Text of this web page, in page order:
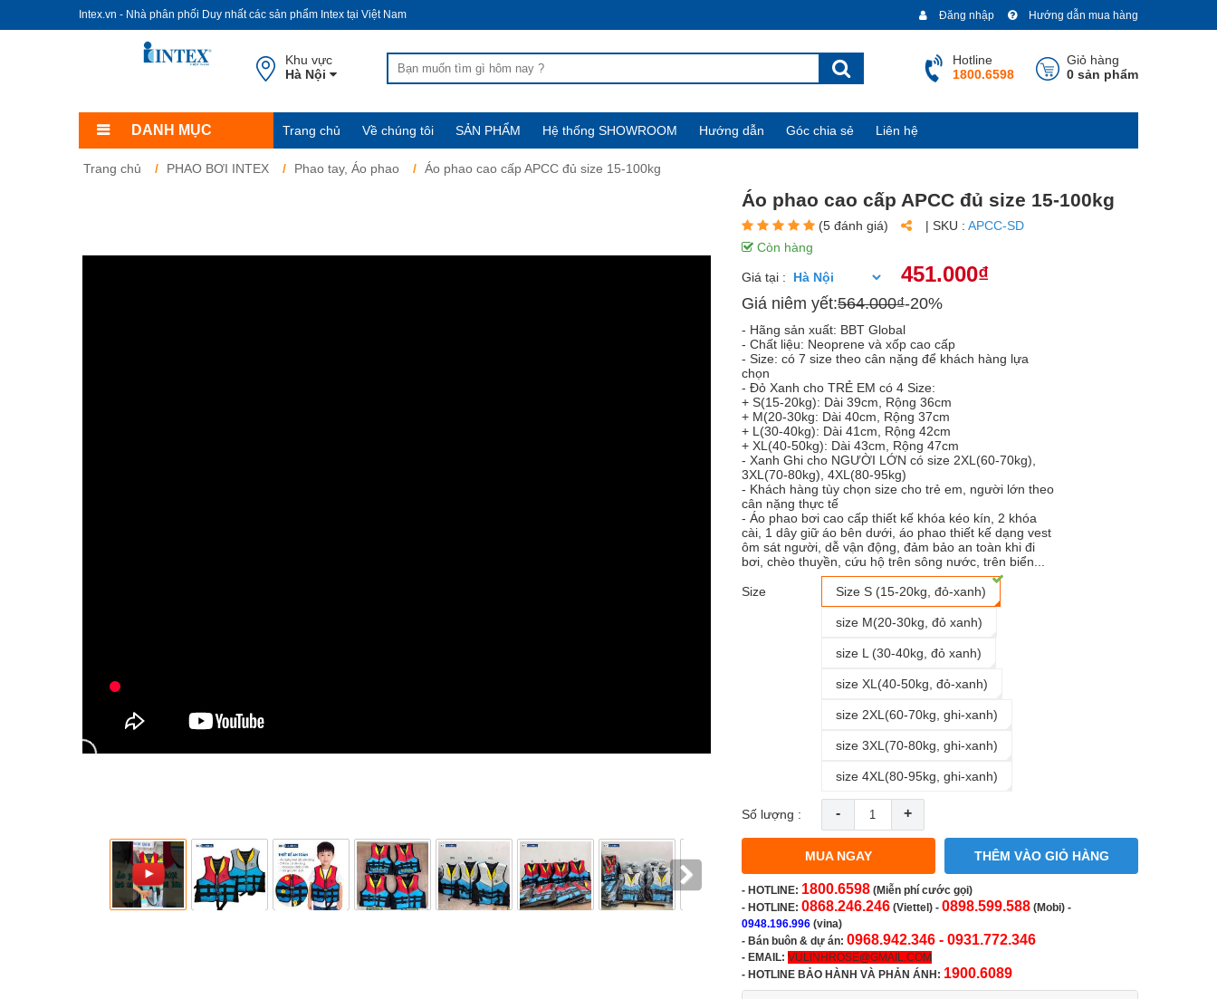
Intex.vn - Nhà phân phối Duy nhất các sản phẩm Intex tại Việt Nam Hướng dẫn mua hàng
Đăng nhập
Khu vực
Hà Nội
Giỏ hàng
0 sản phẩm
Hotline
1800.6598
DANH MỤC Trang chủ Về chúng tôi SẢN PHẨM Hệ thống SHOWROOM Hướng dẫn Góc chia sẻ Liên hệ
Trang chủ PHAO BƠI INTEX Phao tay, Áo phao Áo phao cao cấp APCC đủ size 15-100kg
Áo phao cao cấp APCC đủ size 15-100kg
(5 đánh giá) | SKU : APCC-SD
Còn hàng
Giá tại : 451.000₫
Giá niêm yết:564.000₫-20%
- Hãng sản xuất: BBT Global
- Chất liệu: Neoprene và xốp cao cấp
- Size: có 7 size theo cân nặng để khách hàng lựa
chọn
- Đỏ Xanh cho TRẺ EM có 4 Size:
+ S(15-20kg): Dài 39cm, Rộng 36cm
+ M(20-30kg: Dài 40cm, Rộng 37cm
+ L(30-40kg): Dài 41cm, Rộng 42cm
+ XL(40-50kg): Dài 43cm, Rộng 47cm
- Xanh Ghi cho NGƯỜI LỚN có size 2XL(60-70kg),
3XL(70-80kg), 4XL(80-95kg)
- Khách hàng tùy chọn size cho trẻ em, người lớn theo
cân nặng thực tế
- Áo phao bơi cao cấp thiết kế khóa kéo kín, 2 khóa
cài, 1 dây giữ áo bên dưới, áo phao thiết kế dạng vest
ôm sát người, dễ vận động, đảm bảo an toàn khi đi
bơi, chèo thuyền, cứu hộ trên sông nước, trên biển...
Size Size S (15-20kg, đỏ-xanh)
size M(20-30kg, đỏ xanh)
size L (30-40kg, đỏ xanh)
size XL(40-50kg, đỏ-xanh)
size 2XL(60-70kg, ghi-xanh)
size 3XL(70-80kg, ghi-xanh)
size 4XL(80-95kg, ghi-xanh)
Số lượng : - +
MUA NGAY THÊM VÀO GIỎ HÀNG
- HOTLINE: 1800.6598 (Miễn phí cước gọi)
- HOTLINE: 0868.246.246 (Viettel) - 0898.599.588 (Mobi) -
0948.196.996 (vina)
- Bán buôn & dự án: 0968.942.346 - 0931.772.346
- EMAIL: VULINHROSE@GMAIL.COM
- HOTLINE BẢO HÀNH VÀ PHẢN ÁNH: 1900.6089